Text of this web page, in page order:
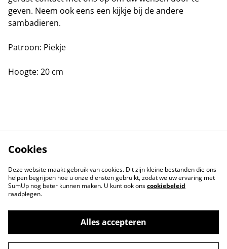
geven. Neem ook eens een kijkje bij de andere
sambadieren.
Patroon: Piekje
Hoogte: 20 cm
Privacybeleid
Cookiebeleid
Cookies
Deze website maakt gebruik van cookies. Dit zijn kleine bestanden die ons
helpen begrijpen hoe u onze diensten gebruikt, zodat we uw ervaring met
SumUp nog beter kunnen maken. U kunt ook onscookiebeleid
raadplegen.
Alles accepteren